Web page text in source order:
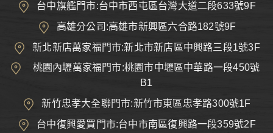
台中旗艦門市:台中市西屯區台灣大道二段633號9F
高雄分公司:高雄市新興區六合路182號9F
新北新店萬家福門市:新北市新店區中興路三段1號3F
桃園內壢萬家福門市:桃園市中壢區中華路一段450號
B1
新竹忠孝大全聯門市:新竹市東區忠孝路300號1F
台中復興愛買門市:台中市南區復興路一段359號2F